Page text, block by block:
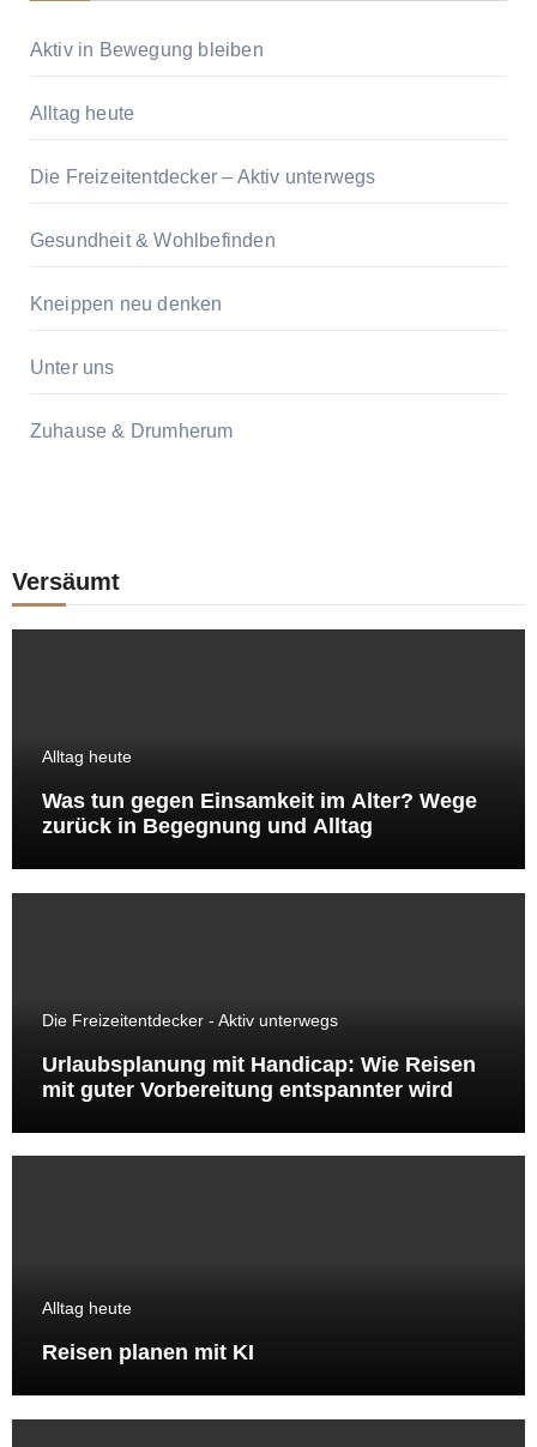
Aktiv in Bewegung bleiben
Alltag heute
Die Freizeitentdecker – Aktiv unterwegs
Gesundheit & Wohlbefinden
Kneippen neu denken
Unter uns
Zuhause & Drumherum
Versäumt
Alltag heute
Was tun gegen Einsamkeit im Alter? Wege
zurück in Begegnung und Alltag
Die Freizeitentdecker - Aktiv unterwegs
Urlaubsplanung mit Handicap: Wie Reisen
mit guter Vorbereitung entspannter wird
Alltag heute
Reisen planen mit KI